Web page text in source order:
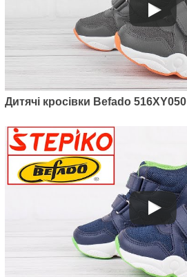
Дитячі кросівки Befado 516XY050